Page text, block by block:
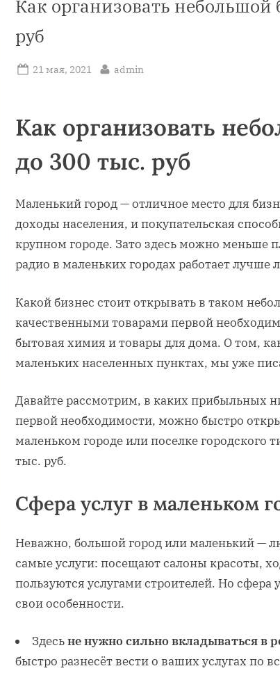
Как организовать небольшой
руб
Posted
21 мая, 2021 By
admin
Как организовать
до 300 тыс. руб
Маленький город — отличное место для
доходы населения, и покупательская
крупном городе. Зато здесь можно меньше
радио в маленьких городах работает лучше
Какой бизнес стоит открывать в таком
качественными товарами первой
бытовая химия и товары для дома. О том,
маленьких населенных пунктах, мы уже
Давайте рассмотрим, в каких прибыльных
первой необходимости, можно быстро
маленьком городе или поселке городского
тыс. руб.
Сфера услуг в маленьком
Неважно, большой город или маленький —
самые услуги: посещают салоны красоты,
пользуются услугами строителей. Но сфера
свои особенности.
Здесьне нужно сильно вкладываться в
быстро разнесёт вести о ваших услугах по